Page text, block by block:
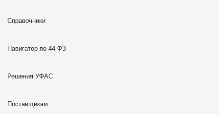
Справочники
Навигатор по 44-ФЗ
Решения УФАС
Поставщикам